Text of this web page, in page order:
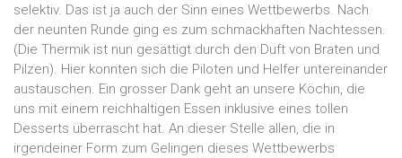
selektiv. Das ist ja auch der Sinn eines Wettbewerbs. Nach
der neunten Runde ging es zum schmackhaften Nachtessen.
(Die Thermik ist nun gesättigt durch den Duft von Braten und
Pilzen). Hier konnten sich die Piloten und Helfer untereinander
austauschen. Ein grosser Dank geht an unsere Köchin, die
uns mit einem reichhaltigen Essen inklusive eines tollen
Desserts überrascht hat. An dieser Stelle allen, die in
irgendeiner Form zum Gelingen dieses Wettbewerbs